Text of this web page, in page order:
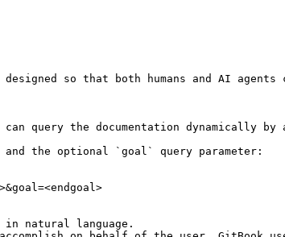
so that both humans and AI
the documentation dynamically by
and the optional `goal` query parameter:
natural language.